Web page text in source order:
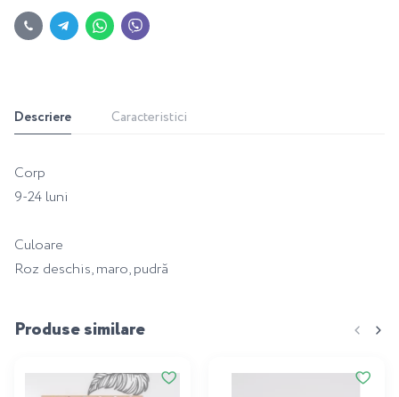
Descriere Caracteristici
Corp
9-24 luni
Culoare
Roz deschis, maro, pudră
Produse similare